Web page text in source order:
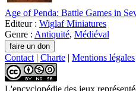
Age of Penda: Battle Games in
Editeur : Wiglaf Miniatures
Genre : Antiquité, Médiéval
Contact | Charte | Mentions légales